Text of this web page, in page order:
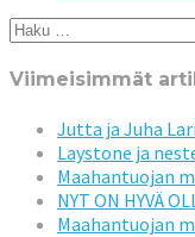
Haku:
Viimeisimmät
Jutta ja Juha
Laystone ja
Maahantuojan
NYT ON HYVÄ
Maahantuojan